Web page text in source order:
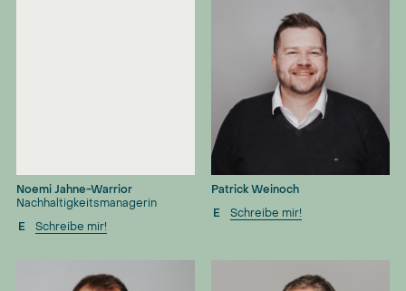
Noemi Jahne-Warrior
Nachhaltigkeitsmanagerin
E
Schreibe mir!
Patrick Weinoch
E
Schreibe mir!